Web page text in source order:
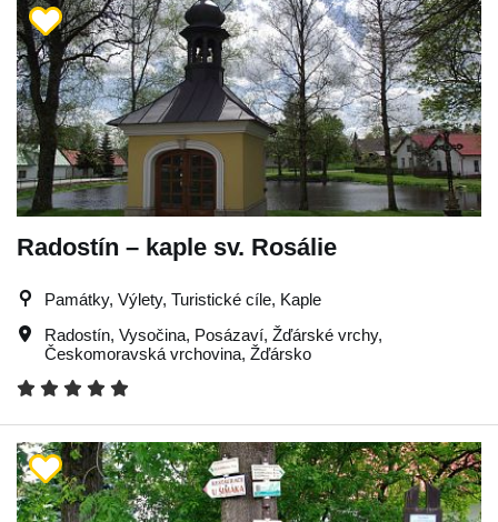
Radostín – kaple sv. Rosálie
Památky, Výlety, Turistické cíle, Kaple
Radostín, Vysočina, Posázaví, Žďárské vrchy,
Českomoravská vrchovina, Žďársko